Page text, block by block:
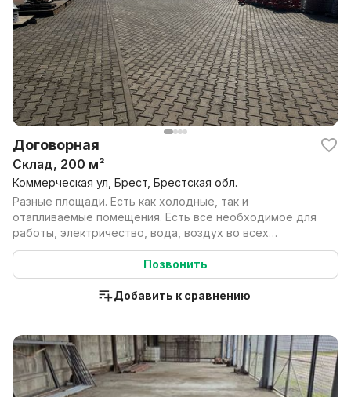
Договорная
Склад, 200 м²
Коммерческая ул, Брест, Брестская обл.
Разные площади. Есть как холодные, так и
отапливаемые помещения. Есть все необходимое для
работы, электричество, вода, воздух во всех
помещениях, Туал...
Позвонить
Добавить к сравнению